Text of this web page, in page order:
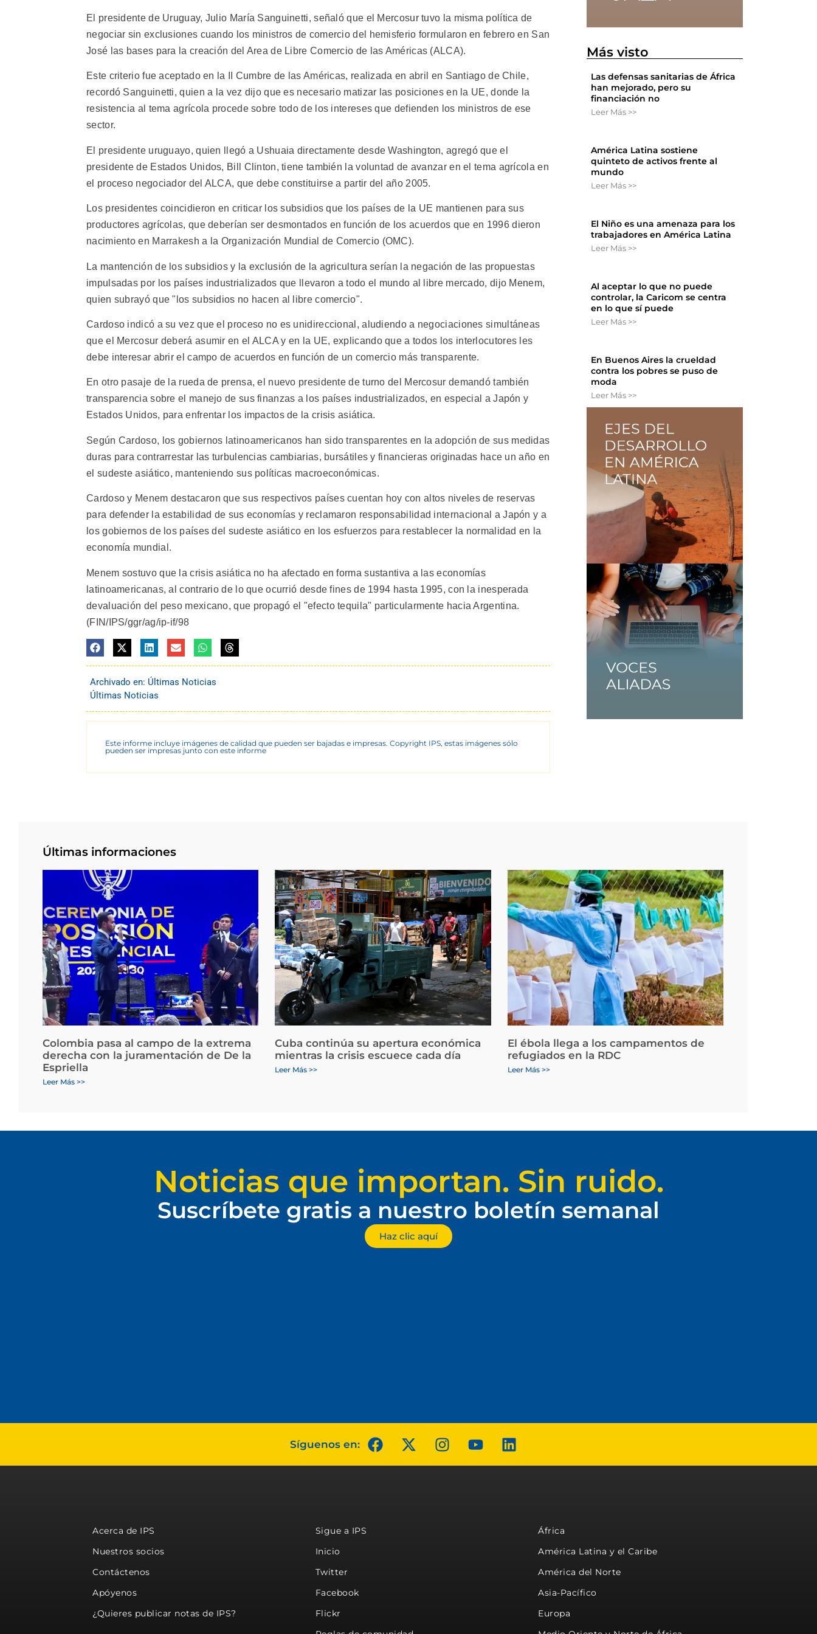
El presidente de Uruguay, Julio María Sanguinetti, señaló que el Mercosur tuvo la misma política de
negociar sin exclusiones cuando los ministros de comercio del hemisferio formularon en febrero en San
José las bases para la creación del Area de Libre Comercio de las Américas (ALCA).
Este criterio fue aceptado en la II Cumbre de las Américas, realizada en abril en Santiago de Chile,
recordó Sanguinetti, quien a la vez dijo que es necesario matizar las posiciones en la UE, donde la
resistencia al tema agrícola procede sobre todo de los intereses que defienden los ministros de ese
sector.
El presidente uruguayo, quien llegó a Ushuaia directamente desde Washington, agregó que el
presidente de Estados Unidos, Bill Clinton, tiene también la voluntad de avanzar en el tema agrícola en
el proceso negociador del ALCA, que debe constituirse a partir del año 2005.
Los presidentes coincidieron en criticar los subsidios que los países de la UE mantienen para sus
productores agrícolas, que deberían ser desmontados en función de los acuerdos que en 1996 dieron
nacimiento en Marrakesh a la Organización Mundial de Comercio (OMC).
La mantención de los subsidios y la exclusión de la agricultura serían la negación de las propuestas
impulsadas por los países industrializados que llevaron a todo el mundo al libre mercado, dijo Menem,
quien subrayó que "los subsidios no hacen al libre comercio".
Cardoso indicó a su vez que el proceso no es unidireccional, aludiendo a negociaciones simultáneas
que el Mercosur deberá asumir en el ALCA y en la UE, explicando que a todos los interlocutores les
debe interesar abrir el campo de acuerdos en función de un comercio más transparente.
En otro pasaje de la rueda de prensa, el nuevo presidente de turno del Mercosur demandó también
transparencia sobre el manejo de sus finanzas a los países industrializados, en especial a Japón y
Estados Unidos, para enfrentar los impactos de la crisis asiática.
Según Cardoso, los gobiernos latinoamericanos han sido transparentes en la adopción de sus medidas
duras para contrarrestar las turbulencias cambiarias, bursátiles y financieras originadas hace un año en
el sudeste asiático, manteniendo sus políticas macroeconómicas.
Cardoso y Menem destacaron que sus respectivos países cuentan hoy con altos niveles de reservas
para defender la estabilidad de sus economías y reclamaron responsabilidad internacional a Japón y a
los gobiernos de los países del sudeste asiático en los esfuerzos para restablecer la normalidad en la
economía mundial.
Menem sostuvo que la crisis asiática no ha afectado en forma sustantiva a las economías
latinoamericanas, al contrario de lo que ocurrió desde fines de 1994 hasta 1995, con la inesperada
devaluación del peso mexicano, que propagó el "efecto tequila" particularmente hacia Argentina.
(FIN/IPS/ggr/ag/ip-if/98
Archivado en: Últimas Noticias
Últimas Noticias
Este informe incluye imágenes de calidad que pueden ser bajadas e impresas. Copyright IPS, estas imágenes sólo
pueden ser impresas junto con este informe
Más visto
Las defensas sanitarias de África
han mejorado, pero su
financiación no
Leer Más >>
América Latina sostiene
quinteto de activos frente al
mundo
Leer Más >>
El Niño es una amenaza para los
trabajadores en América Latina
Leer Más >>
Al aceptar lo que no puede
controlar, la Caricom se centra
en lo que sí puede
Leer Más >>
En Buenos Aires la crueldad
contra los pobres se puso de
moda
Leer Más >>
Últimas informaciones
Colombia pasa al campo de la extrema
derecha con la juramentación de De la
Espriella
Leer Más >>
Cuba continúa su apertura económica
mientras la crisis escuece cada día
Leer Más >>
El ébola llega a los campamentos de
refugiados en la RDC
Leer Más >>
Noticias que importan. Sin ruido.
Suscríbete gratis a nuestro boletín semanal
Haz clic aquí
Síguenos en:
Acerca de IPS
Nuestros socios
Contáctenos
Apóyenos
¿Quieres publicar notas de IPS?
Sigue a IPS
Inicio
Twitter
Facebook
Flickr
África
América Latina y el Caribe
América del Norte
Asia-Pacífico
Europa